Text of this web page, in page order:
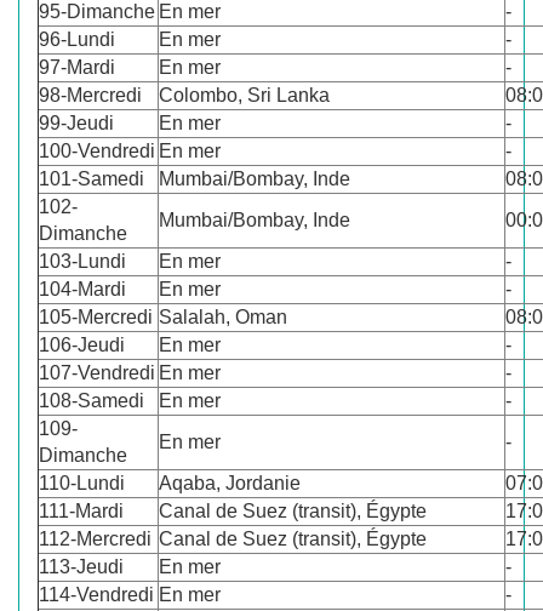
95-Dimanche En mer
-
96-Lundi
En mer
-
97-Mardi
En mer
-
98-Mercredi
Colombo, Sri Lanka
99-Jeudi
En mer
-
100-Vendredi En mer
-
101-Samedi
Mumbai/Bombay, Inde
102-
Dimanche
Mumbai/Bombay, Inde
103-Lundi
En mer
-
104-Mardi
En mer
-
105-Mercredi Salalah, Oman
106-Jeudi
En mer
-
107-Vendredi En mer
-
108-Samedi
En mer
-
109-
Dimanche
En mer
-
110-Lundi
Aqaba, Jordanie
111-Mardi
Canal de Suez (transit), Égypte
112-Mercredi Canal de Suez (transit), Égypte
113-Jeudi
En mer
-
114-Vendredi En mer
-